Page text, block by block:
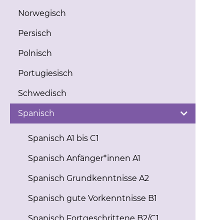
Norwegisch
Persisch
Polnisch
Portugiesisch
Schwedisch
Spanisch
Spanisch A1 bis C1
Spanisch Anfänger*innen A1
Spanisch Grundkenntnisse A2
Spanisch gute Vorkenntnisse B1